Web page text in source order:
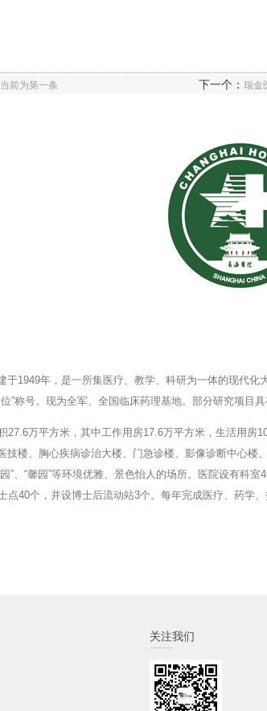
前为第一条 下一个： 瑞金
于1949年，是一所集医疗、教学、科研为一体的现代
”称号。现为全军、全国临床药理基地。部分研究项目具
27.6万平方米，其中工作用房17.6万平方米，生活用
技楼、胸心疾病诊治大楼、门急诊楼、影像诊断中心
”、“馨园”等环境优雅、景色怡人的场所。医院设有科
点40个，并设博士后流动站3个。每年完成医疗、药学
关注我们